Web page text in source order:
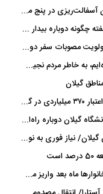
شب‌های عمرانی رشت ادامه دارد؛ اجرای همزمان آسفالت‌ریزی در پنج منطقه شهری
راز بازگشت سرطان پس از سال‌ها؛ سلول‌های خفته چگونه دوباره بیدار می‌شوند؟
آب، فاضلاب، پسماند و پروژه‌های نیمه‌تمام در اولویت مصوبات سفر دولت
همه مردم ایران را حفظ کردند/ اگر تا امروز مانده‌ایم، به ‌خاطر مردم نجیب ایران بوده است
گیلان
شروع عملیات آسفالت ۵ پروژه راه ‌روستایی با اعتبار ۳۷۰ میلیاردی در گیلان
دستگاه پیشرفته ICP OES آزمایشگاه مرکزی دانشگاه گیلان دوباره راه‌اندازی شد
تحقق بیش از ۹۰ درصد شاخص‌های انتقال خون گیلان/ نیاز فوری به نوسازی تجهیزات آزمایشگاهی
زمان ‌بندی شارژ کالابرگ تغییر کرد/ اعتبار برخی خانوارها ماه بعد واریز می‌شود